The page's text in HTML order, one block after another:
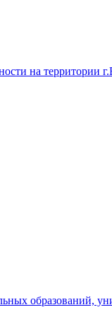
на территории
образований,